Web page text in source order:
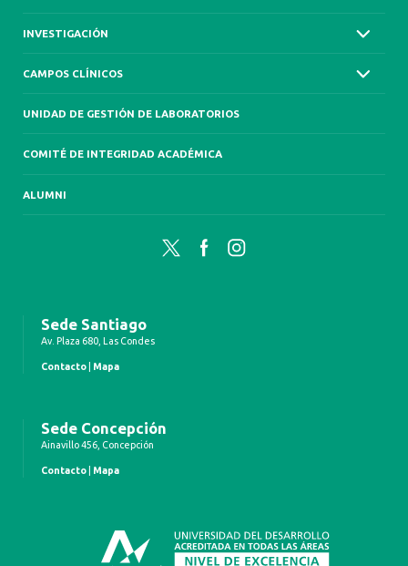
INVESTIGACIÓN
CAMPOS CLÍNICOS
UNIDAD DE GESTIÓN DE LABORATORIOS
COMITÉ DE INTEGRIDAD ACADÉMICA
ALUMNI
Twitter FacebookInstagram
Sede Santiago
Av. Plaza 680, Las Condes
Contacto Mapa
Sede Concepción
Ainavillo 456, Concepción
Contacto Mapa